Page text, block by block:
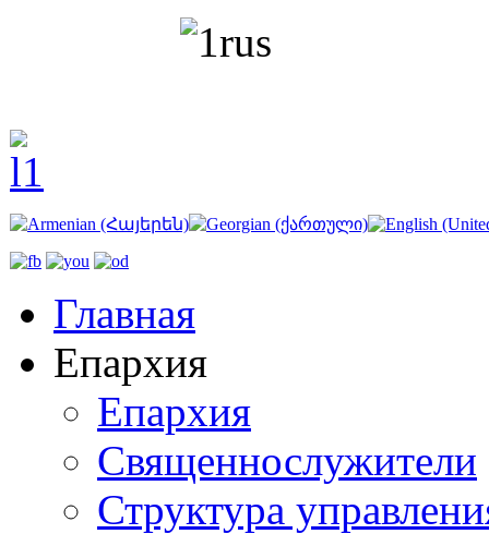
Главная
Епархия
Епархия
Священнослужители
Структура